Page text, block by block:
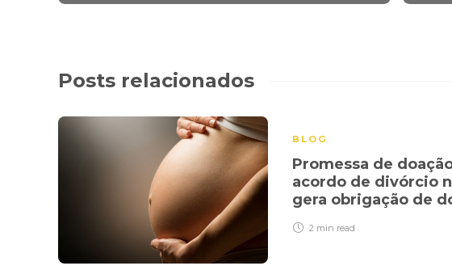
Posts relacionados
BLOG
Promessa de
acordo de divórcio
gera obrigação de
2 min read